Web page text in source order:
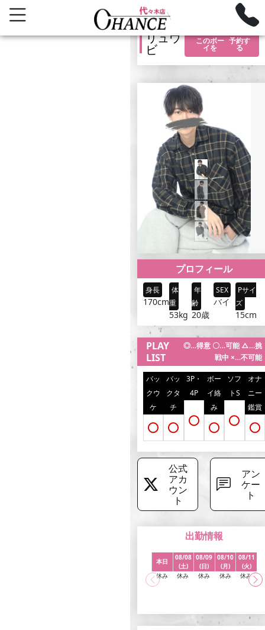
リュウ
ビ
このボー
イを
予約す
る
プロフィール
身長
170cm
体
重
53kg
年
齢
20歳
SEX
バイ
Pサイ
ズ
15cm
PLAY
LIST
◎…得意 〇…可能 △…挑
戦中 ×…不可能
バッ
クウ
ケ
○
バッ
クタ
チ
○
3P・
4P
○
ボー
イ絡
み
○
ソフ
トS
○
オナ
ニー
鑑賞
○
公式
アカ
ウン
ト
アン
ケー
ト
出勤情報
本日
休み
08/08
(土)
休み
08/09
(日)
休み
08/10
(月)
休み
08/11
(火)
休み